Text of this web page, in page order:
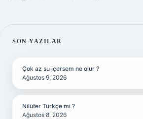
SIDEBAR
SON YAZILAR
Çok az su içersem ne olur ?
Ağustos 9, 2026
Nilüfer Türkçe mi ?
Ağustos 8, 2026